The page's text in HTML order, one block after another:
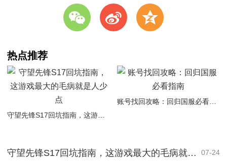
w t z
热点推荐
守望先锋S17回坑指南，这游戏最大的毛病就是人少点 07-24